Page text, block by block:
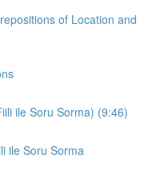
of Location and
ile Soru Sorma) (9:46)
ile Soru Sorma